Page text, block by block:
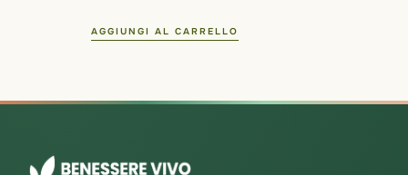
AGGIUNGI AL CARRELLO